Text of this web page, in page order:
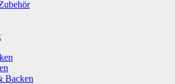
Backen